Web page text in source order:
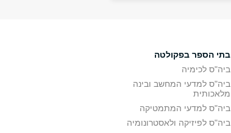
בתי הספר בפקולטה
ביה"ס לכימיה
ביה"ס למדעי המחשב ובינה
מלאכותית
ביה"ס למדעי המתמטיקה
ביה"ס לפיזיקה ולאסטרונומיה